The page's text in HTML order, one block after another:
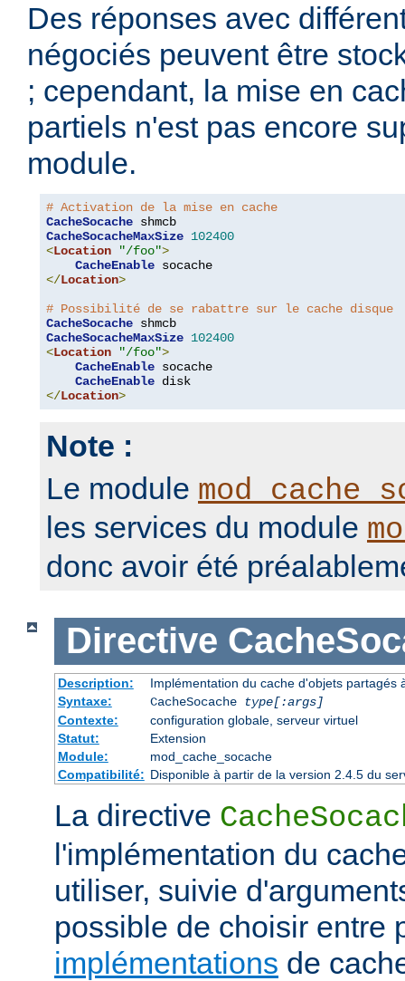
Des réponses avec
négociés peuvent être
; cependant, la mise en
partiels n'est pas encore
module.
# Activation de la mise en cache
CacheSocache
CacheSocacheMaxSize 102400
<Location "/foo">
CacheEnable
</Location>
# Possibilité de se rabattre sur le cache disque
CacheSocache
CacheSocacheMaxSize 102400
<Location "/foo">
CacheEnable socache
CacheEnable
</Location>
Note :
Le module
les services du module
donc avoir été
Directive
Description:
Implémentation du cache d'objets partagés
Syntaxe:
CacheSocache
type[:args]
Contexte:
configuration globale, serveur virtuel
Statut:
Extension
Module:
mod_cache_socache
Compatibilité: Disponible à partir de la version 2.4.5 du
La directive
l'implémentation du
utiliser, suivie
possible de choisir entre
implémentations de